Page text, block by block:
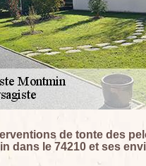
de tonte des
dans le 74210 et ses